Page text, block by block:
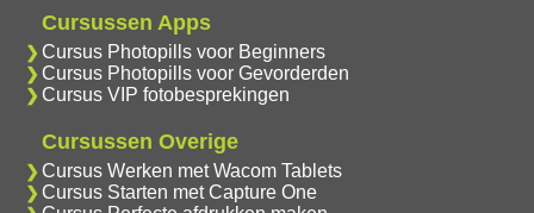
Cursussen Apps
Cursus Photopills voor Beginners
Cursus Photopills voor Gevorderden
Cursus VIP fotobesprekingen
Cursussen Overige
Cursus Werken met Wacom Tablets
Cursus Starten met Capture One